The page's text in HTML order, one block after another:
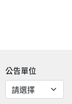
公告單位